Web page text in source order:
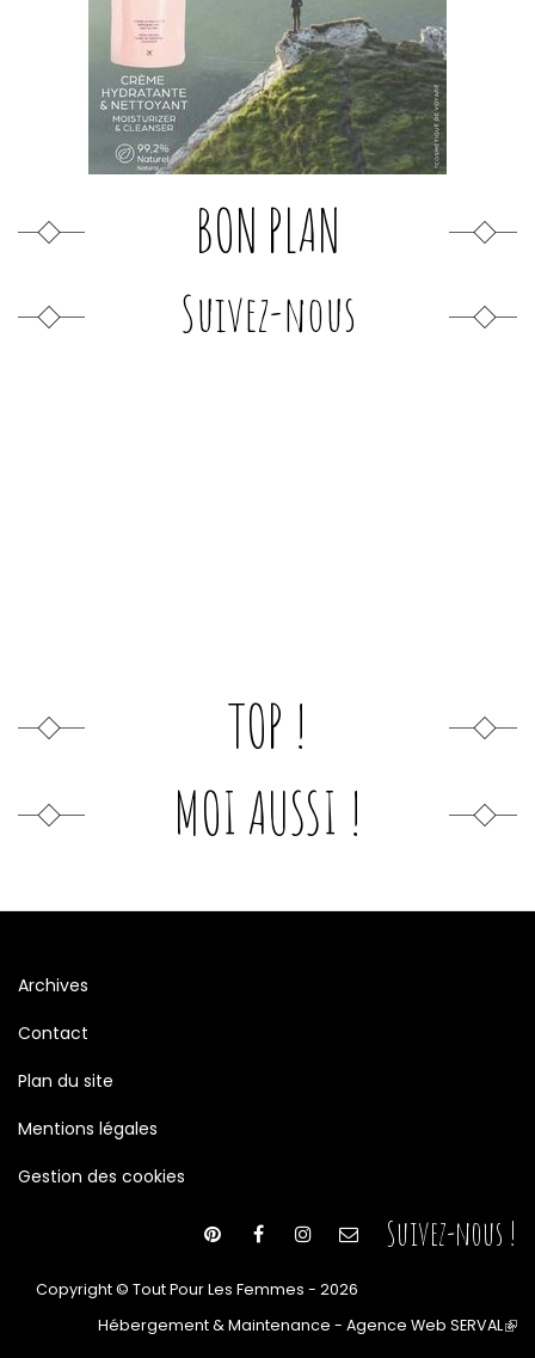
BON PLAN
Suivez-nous
TOP !
MOI AUSSI !
Archives
Contact
Plan du site
Mentions légales
Gestion des cookies
Suivez-nous !
Copyright © Tout Pour Les Femmes - 2026
Hébergement & Maintenance - Agence Web SERVAL(le